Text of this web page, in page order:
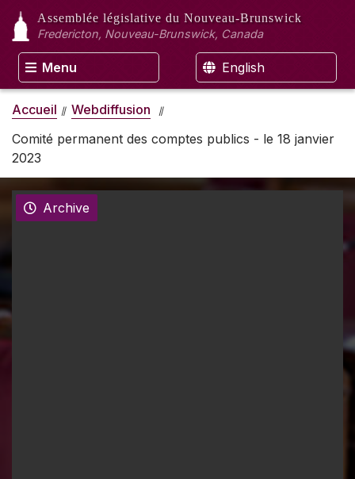
Assemblée législative du Nouveau-Brunswick
Fredericton, Nouveau-Brunswick, Canada
Menu English
Accueil
Webdiffusion
Comité permanent des comptes publics - le 18 janvier
2023
Archive